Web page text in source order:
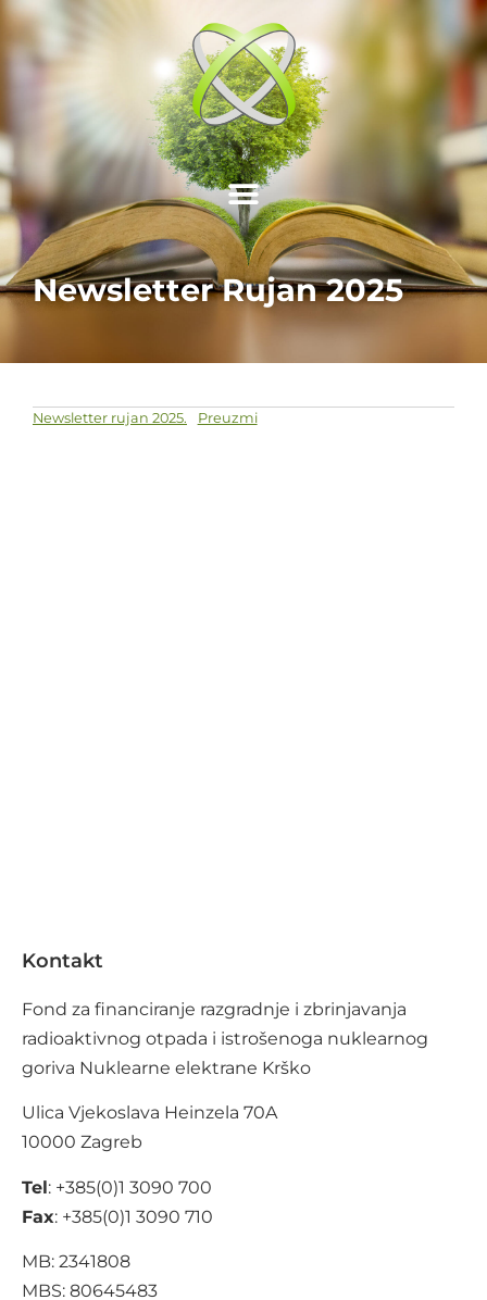
Newsletter Rujan 2025
Newsletter rujan 2025. Preuzmi
Kontakt
Fond za financiranje razgradnje i zbrinjavanja
radioaktivnog otpada i istrošenoga nuklearnog
goriva Nuklearne elektrane Krško
Ulica Vjekoslava Heinzela 70A
10000 Zagreb
Tel: +385(0)1 3090 700
Fax: +385(0)1 3090 710
MB: 2341808
MBS: 80645483